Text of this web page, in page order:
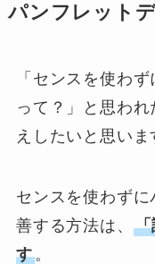
パンフレット
「センスを使わ
って？」と思わ
えしたいと思いま
センスを使わず
善する方法は、 「
す。